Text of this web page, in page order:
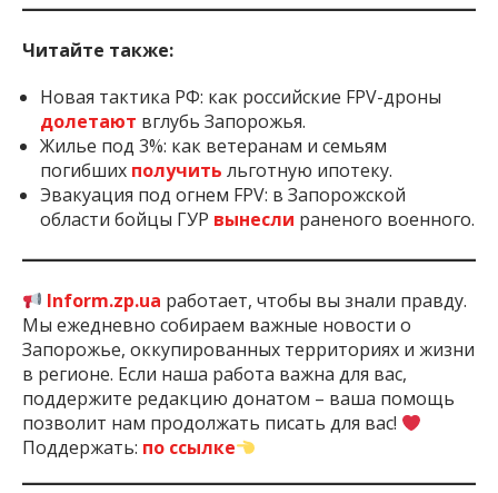
Читайте также:
Новая тактика РФ: как российские FPV-дроны
долетают вглубь Запорожья.
Жилье под 3%: как ветеранам и семьям
погибших получить льготную ипотеку.
Эвакуация под огнем FPV: в Запорожской
области бойцы ГУР вынесли раненого военного.
Inform.zp.ua работает, чтобы вы знали правду.
Мы ежедневно собираем важные новости о
Запорожье, оккупированных территориях и жизни
в регионе. Если наша работа важна для вас,
поддержите редакцию донатом – ваша помощь
позволит нам продолжать писать для вас!
Поддержать: по ссылке